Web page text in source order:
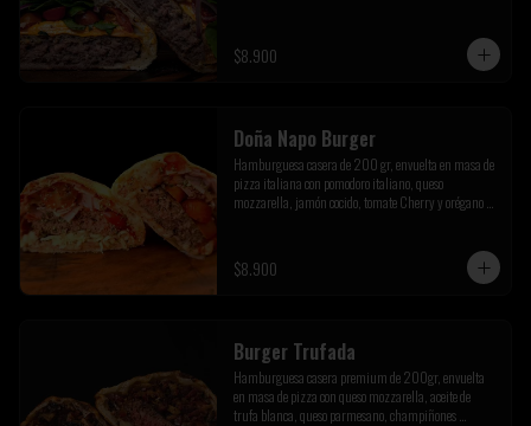
$8.900
Doña Napo Burger
Hamburguesa casera de 200 gr, envuelta en masa de
pizza italiana con pomodoro italiano, queso
mozzarella, jamón cocido, tomate Cherry y orégano de
$8.900
Burger Trufada
Hamburguesa casera premium de 200gr, envuelta
en masa de pizza con queso mozzarella, aceite de
trufa blanca, queso parmesano, champiñones